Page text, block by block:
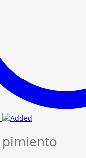
pimiento